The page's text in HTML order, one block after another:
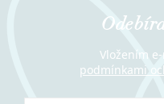
Vložením
podmínkami